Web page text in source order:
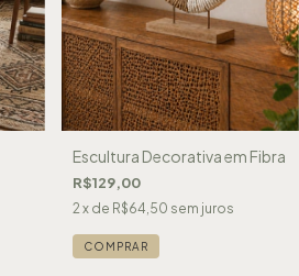
Escultura Decorativa em Fibra
R$129,00
2 x de R$64,50 sem juros